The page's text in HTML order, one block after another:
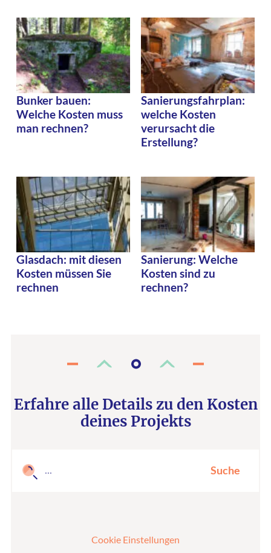
Bunker bauen:
Welche Kosten muss
man rechnen?
Sanierungsfahrplan:
welche Kosten
verursacht die
Erstellung?
Glasdach: mit diesen
Kosten müssen Sie
rechnen
Sanierung: Welche
Kosten sind zu
rechnen?
Erfahre alle Details zu den Kosten
deines Projekts
Suche
Cookie Einstellungen